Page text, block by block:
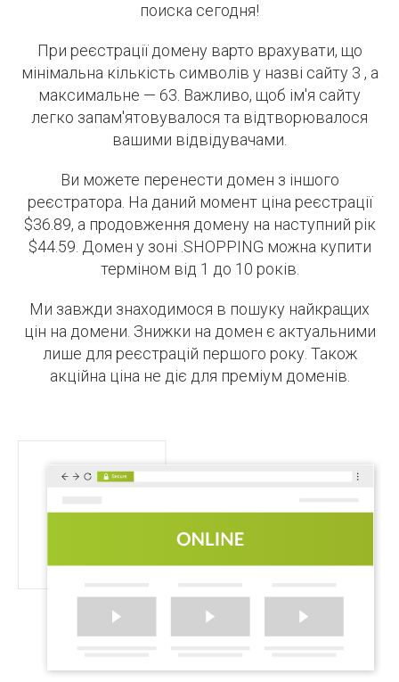
поиска сегодня!
При реєстрації домену варто врахувати, що
мінімальна кількість символів у назві сайту 3 , а
максимальне — 63. Важливо, щоб ім'я сайту
легко запам'ятовувалося та відтворювалося
вашими відвідувачами.
Ви можете перенести домен з іншого
реєстратора. На даний момент ціна реєстрації
$36.89, а продовження домену на наступний рік
$44.59. Домен у зоні .SHOPPING можна купити
терміном від 1 до 10 років.
Ми завжди знаходимося в пошуку найкращих
цін на домени. Знижки на домен є актуальними
лише для реєстрацій першого року. Також
акційна ціна не діє для преміум доменів.